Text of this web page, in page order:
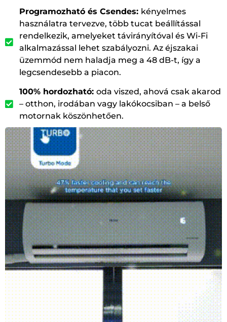
Programozható és Csendes: kényelmes
használatra tervezve, több tucat beállítással
rendelkezik, amelyeket távirányítóval és Wi-Fi
alkalmazással lehet szabályozni. Az éjszakai
üzemmód nem haladja meg a 48 dB-t, így a
legcsendesebb a piacon.
100% hordozható: oda viszed, ahová csak akarod
– otthon, irodában vagy lakókocsiban – a belső
motornak köszönhetően.